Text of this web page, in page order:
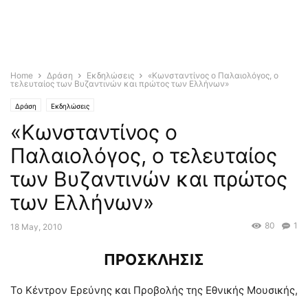
Home Δράση Εκδηλώσεις
«Κωνσταντίνος ο Παλαιολόγος, ο
τελευταίος των Βυζαντινών και πρώτος των Ελλήνων»
Δράση Εκδηλώσεις
«Κωνσταντίνος ο
Παλαιολόγος, ο τελευταίος
των Βυζαντινών και πρώτος
των Ελλήνων»
18 May, 2010 1
80
ΠΡΟΣΚΛΗΣΙΣ
Το Κέντρον Ερεύνης και Προβολής της Εθνικής Μουσικής,